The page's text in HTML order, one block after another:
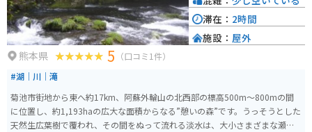
熊本県 5 （口コミ1件）
#湖｜川｜滝
菊池市街地から東へ約17km、阿蘇外輪山の北西部の標高500m～800mの間
に位置し、約1,193haの広大な面積からなる”憩いの森”です。うっそうとした
天然生広葉樹で覆われ、その間をぬって流れる淡水は、大小さまざまな瀬と
滞在： 2時間
施設： 屋外